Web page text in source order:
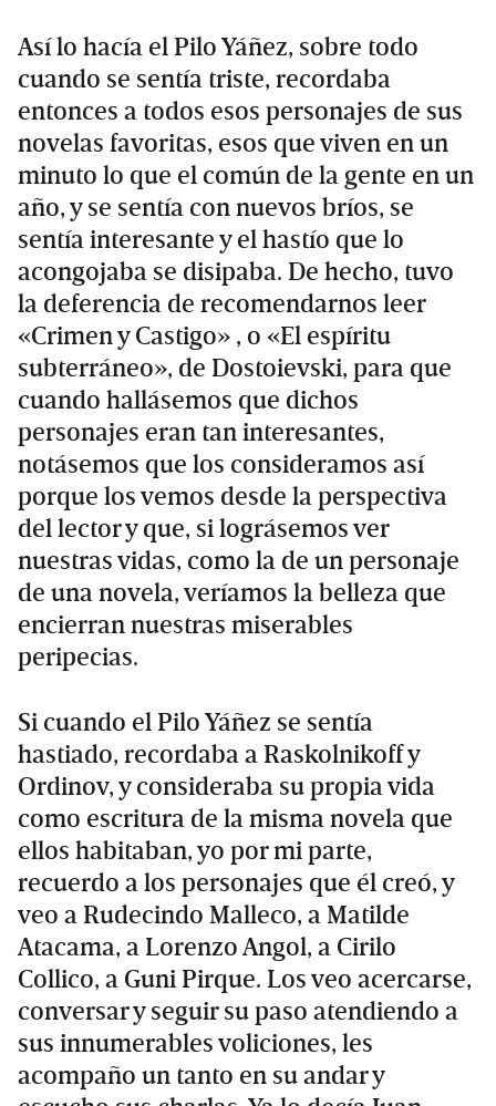
Así lo hacía el Pilo Yáñez, sobre todo
cuando se sentía triste, recordaba
entonces a todos esos personajes de sus
novelas favoritas, esos que viven en un
minuto lo que el común de la gente en un
año, y se sentía con nuevos bríos, se
sentía interesante y el hastío que lo
acongojaba se disipaba. De hecho, tuvo
la deferencia de recomendarnos leer
«Crimen y Castigo» , o «El espíritu
subterráneo», de Dostoievski, para que
cuando hallásemos que dichos
personajes eran tan interesantes,
notásemos que los consideramos así
porque los vemos desde la perspectiva
del lector y que, si lográsemos ver
nuestras vidas, como la de un personaje
de una novela, veríamos la belleza que
encierran nuestras miserables
peripecias.
Si cuando el Pilo Yáñez se sentía
hastiado, recordaba a Raskolnikoff y
Ordinov, y consideraba su propia vida
como escritura de la misma novela que
ellos habitaban, yo por mi parte,
recuerdo a los personajes que él creó, y
veo a Rudecindo Malleco, a Matilde
Atacama, a Lorenzo Angol, a Cirilo
Collico, a Guni Pirque. Los veo acercarse,
conversar y seguir su paso atendiendo a
sus innumerables voliciones, les
acompaño un tanto en su andar y